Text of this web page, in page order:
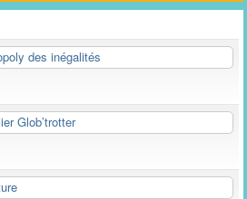
des inégalités
Glob’trotter